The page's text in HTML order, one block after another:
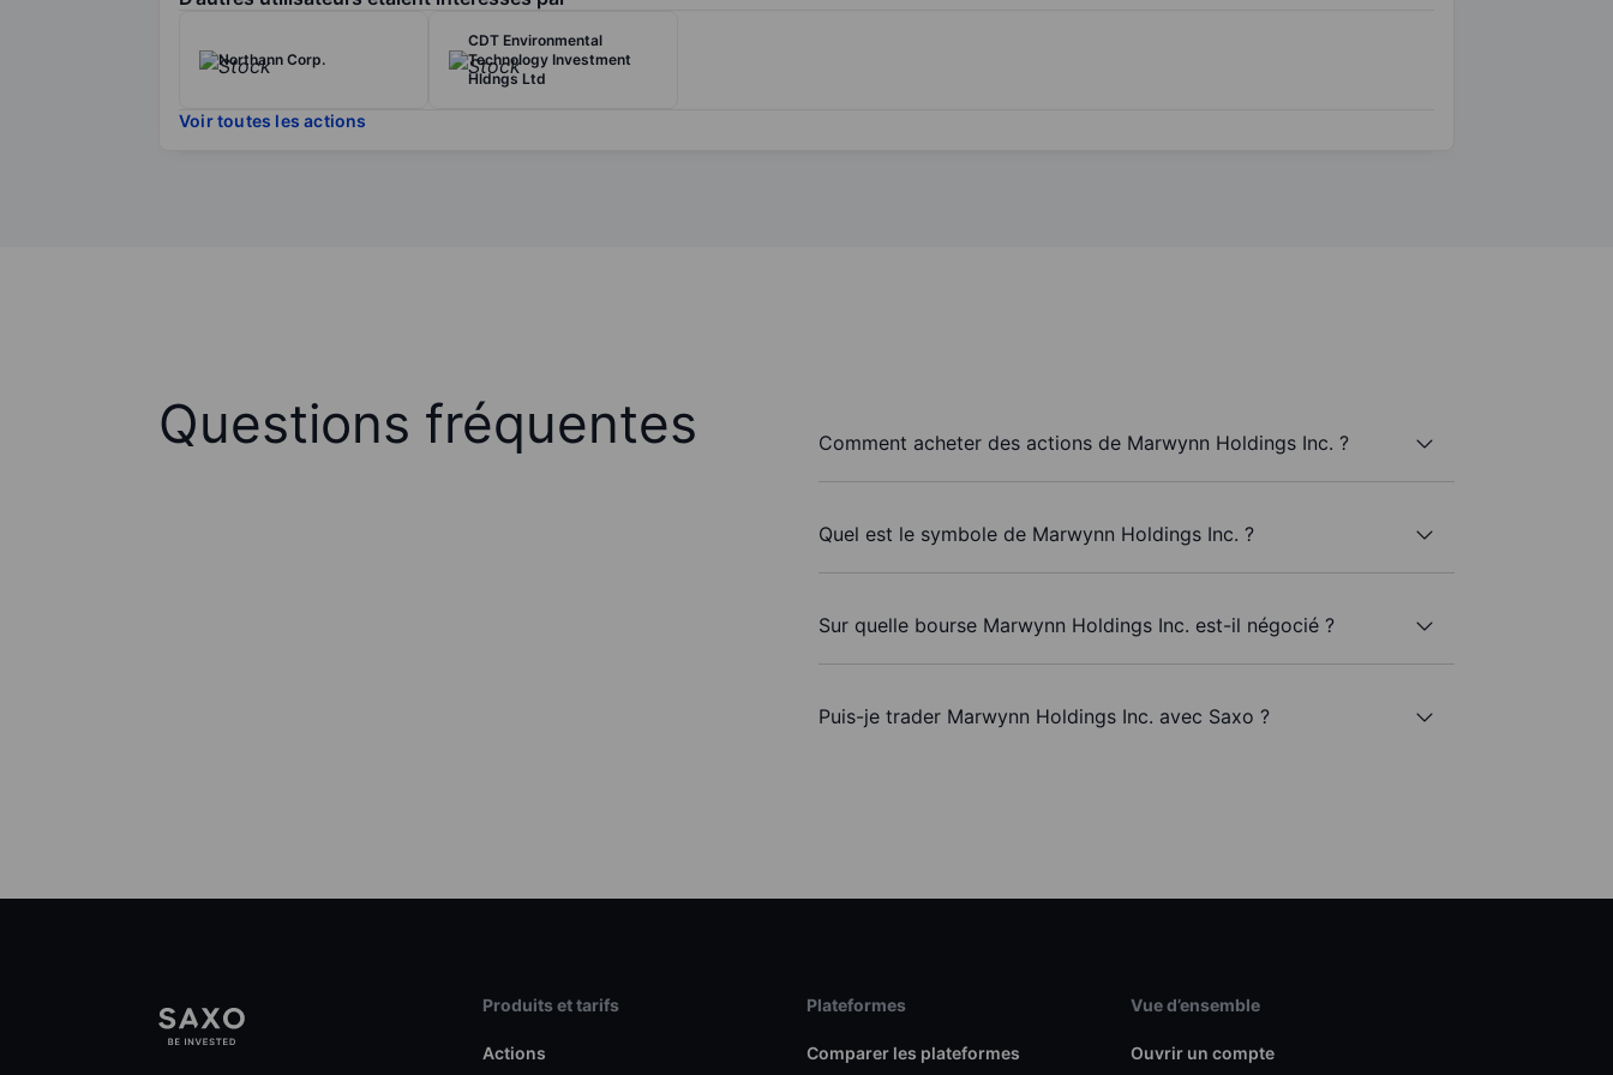
Northann Corp.
CDT Environmental
Technology Investment
Hldngs Ltd
Voir toutes les actions
Questions fréquentes Comment acheter des actions de Marwynn Holdings Inc. ?
Quel est le symbole de Marwynn Holdings Inc. ?
Sur quelle bourse Marwynn Holdings Inc. est-il négocié ?
Puis-je trader Marwynn Holdings Inc. avec Saxo ?
Produits et tarifs
Actions
Plateformes
Comparer les plateformes
Vue d’ensemble
Ouvrir un compte